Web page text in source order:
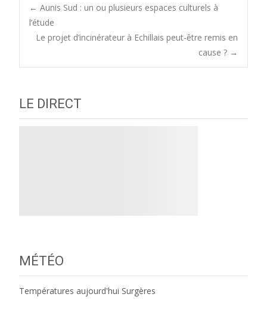
Post
navigation
← Aunis Sud : un ou plusieurs espaces culturels à
l’étude
Le projet d’incinérateur à Echillais peut-être remis en
cause ? →
LE DIRECT
MÉTÉO
Températures aujourd'hui Surgères